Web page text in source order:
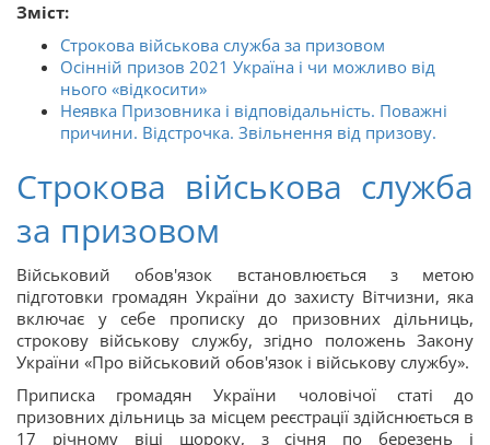
Зміст:
Строкова військова служба за призовом
Осінній призов 2021 Україна і чи можливо від
нього «відкосити»
Неявка Призовника і відповідальність. Поважні
причини. Відстрочка. Звільнення від призову.
Строкова військова служба
за призовом
Військовий обов'язок встановлюється з метою
підготовки громадян України до захисту Вітчизни, яка
включає у себе прописку до призовних дільниць,
строкову військову службу, згідно положень Закону
України «Про військовий обов'язок і військову службу».
Приписка громадян України чоловічої статі до
призовних дільниць за місцем реєстрації здійснюється в
17 річному віці щороку, з січня по березень і